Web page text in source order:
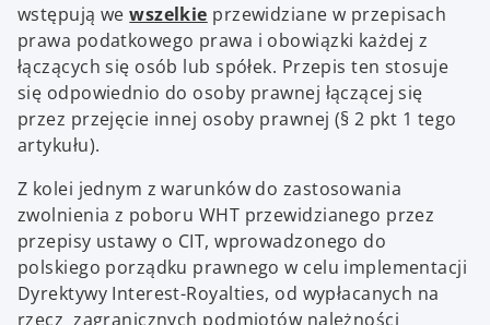
wstępują wewszelkie przewidziane w przepisach
prawa podatkowego prawa i obowiązki każdej z
łączących się osób lub spółek. Przepis ten stosuje
się odpowiednio do osoby prawnej łączącej się
przez przejęcie innej osoby prawnej (§ 2 pkt 1 tego
artykułu).
Z kolei jednym z warunków do zastosowania
zwolnienia z poboru WHT przewidzianego przez
przepisy ustawy o CIT, wprowadzonego do
polskiego porządku prawnego w celu implementacji
Dyrektywy Interest-Royalties, od wypłacanych na
rzecz zagranicznych podmiotów należności